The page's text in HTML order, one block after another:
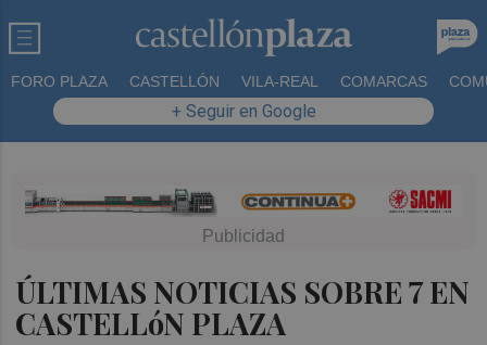
FORO PLAZA CASTELLÓN VILA-REAL COMARCAS
+ Seguir en Google
ÚLTIMAS NOTICIAS SOBRE 7 EN
CASTELLóN PLAZA